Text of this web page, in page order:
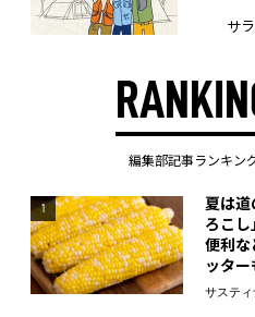
サ
編集部記事ランキン
1
夏は道
ろこし
便利な
ッタ
サステ